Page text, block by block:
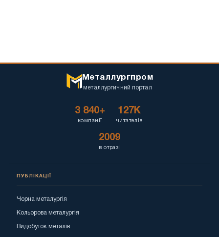
Металлургпром
металлургичний портал
3 840+
компанії
127K
читателів
2009
в отразі
ПУБЛІКАЦІЇ
Чорна металургія
Кольорова металургія
Видобуток металів